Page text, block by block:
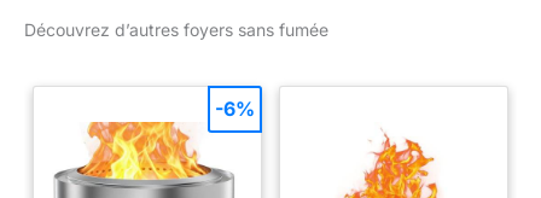
Rangement
Découvrez d’autres foyers sans fumée
-6%